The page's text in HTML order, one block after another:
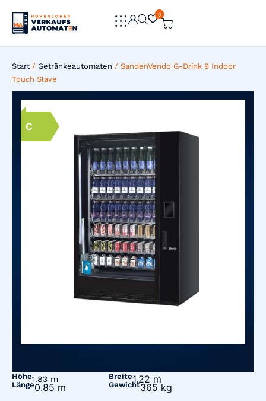
0
0
Start / Getränkeautomaten / SandenVendo G-Drink 9 Indoor
Touch Slave
C
Höhe1.83 m Breite1.22 m
Länge0.85 m Gewicht365 kg